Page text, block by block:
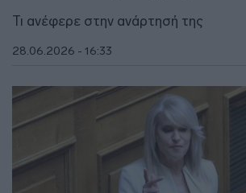
Τι ανέφερε στην ανάρτησή της
28.06.2026 - 16:33